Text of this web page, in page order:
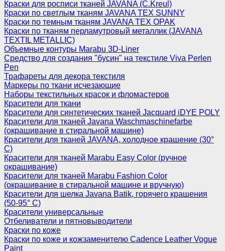
Краски для росписи тканей JAVANA (C.Kreul)
Краски по светлым тканям JAVANA TEX SUNNY
Краски по темным тканям JAVANA TEX OPAK
Краски по тканям перламутровый металлик (JAVANA
TEXTIL METALLIC)
Объемные контуры Marabu 3D-Liner
Средство для создания "бусин" на текстиле Viva Perlen
Pen
Трафареты для декора текстиля
Маркеры по ткани исчезающие
Наборы текстильных красок и фломастеров
Красители для ткани
Красители для синтетических тканей Jacquard iDYE POLY
Красители для тканей Javana Waschmaschinefarbe
(окрашивание в стиральной машине)
Красители для тканей JAVANA, холодное крашение (30°
С)
Красители для тканей Marabu Easy Color (ручное
окрашивание)
Красители для тканей Marabu Fashion Color
(окрашивание в стиральной машине и вручную)
Красители для шелка Javana Batik, горячего крашения
(50-95° С)
Красители универсальные
Отбеливатели и пятновыводители
Краски по коже
Краски по коже и кожзаменителю Cadence Leather Vogue
Paint